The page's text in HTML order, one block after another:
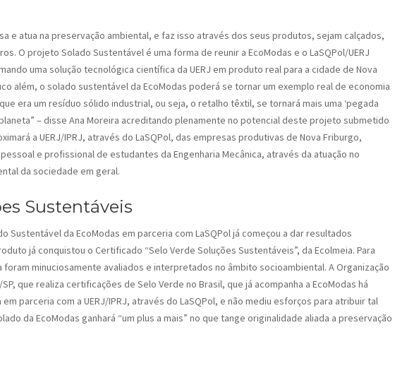
e atua na preservação ambiental, e faz isso através dos seus produtos, sejam calçados,
O projeto Solado Sustentável é uma forma de reunir a EcoModas e o LaSQPol/UERJ
uma solução tecnológica científica da UERJ em produto real para a cidade de Nova
além, o solado sustentável da EcoModas poderá se tornar um exemplo real de economia
era um resíduo sólido industrial, ou seja, o retalho têxtil, se tornará mais uma ‘pegada
– disse Ana Moreira acreditando plenamente no potencial deste projeto submetido
a UERJ/IPRJ, através do LaSQPol, das empresas produtivas de Nova Friburgo,
e profissional de estudantes da Engenharia Mecânica, através da atuação no
da sociedade em geral.
Sustentáveis
Sustentável da EcoModas em parceria com LaSQPol já começou a dar resultados
já conquistou o Certificado “Selo Verde Soluções Sustentáveis”, da Ecolmeia. Para
minuciosamente avaliados e interpretados no âmbito socioambiental. A Organização
que realiza certificações de Selo Verde no Brasil, que já acompanha a EcoModas há
parceria com a UERJ/IPRJ, através do LaSQPol, e não mediu esforços para atribuir tal
da EcoModas ganhará “um plus a mais” no que tange originalidade aliada a preservação